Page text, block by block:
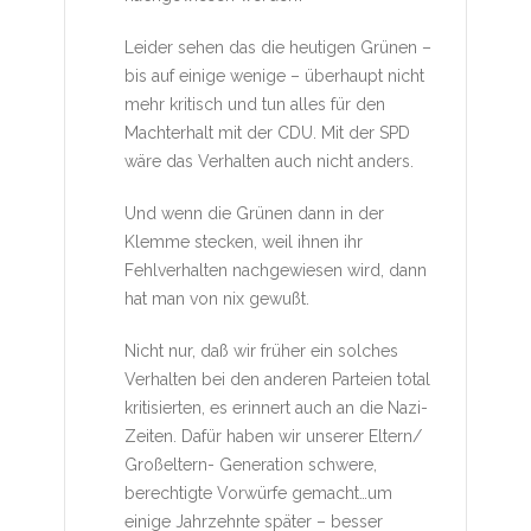
Leider sehen das die heutigen Grünen –
bis auf einige wenige – überhaupt nicht
mehr kritisch und tun alles für den
Machterhalt mit der CDU. Mit der SPD
wäre das Verhalten auch nicht anders.
Und wenn die Grünen dann in der
Klemme stecken, weil ihnen ihr
Fehlverhalten nachgewiesen wird, dann
hat man von nix gewußt.
Nicht nur, daß wir früher ein solches
Verhalten bei den anderen Parteien total
kritisierten, es erinnert auch an die Nazi-
Zeiten. Dafür haben wir unserer Eltern/
Großeltern- Generation schwere,
berechtigte Vorwürfe gemacht…um
einige Jahrzehnte später – besser